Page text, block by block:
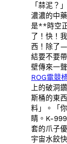
「蒜泥？
濃濃的中
是**時空
了！快！
西！除了
結要不要
壁傳來一
ROG電競
上的破洞
斯桶的東
料」。「
睛。K-
套的爪子
宇宙水餃